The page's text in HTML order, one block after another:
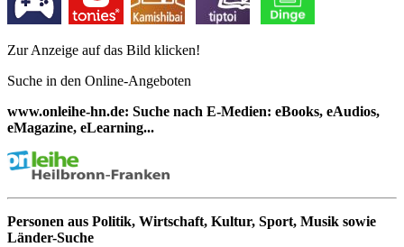
Zur Anzeige auf das Bild klicken!
Suche in den Online-Angeboten
www.onleihe-hn.de: Suche nach E-Medien: eBooks, eAudios,
eMagazine, eLearning...
Personen aus Politik, Wirtschaft, Kultur, Sport, Musik sowie
Länder-Suche